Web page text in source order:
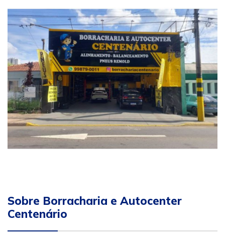
Sobre Borracharia e Autocenter
Centenário